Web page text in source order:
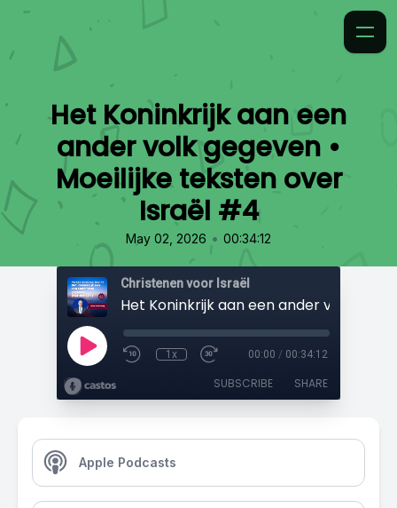
Het Koninkrijk aan een
ander volk gegeven •
Moeilijke teksten over
Israël #4
May 02, 2026 • 00:34:12
Christenen voor Israël
1x 00:00 / 00:34:12
SUBSCRIBE SHARE
Apple Podcasts